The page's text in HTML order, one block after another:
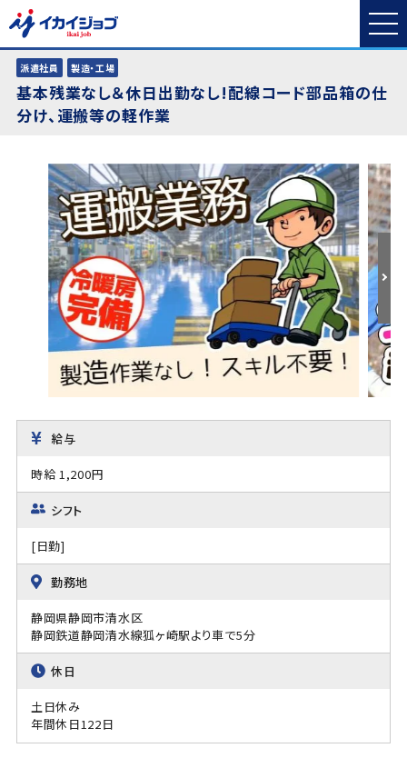
派遣社員 製造・工場
基本残業なし＆休日出勤なし!配線コード部品箱の仕
分け、運搬等の軽作業
給与
時給 1,200円
シフト
[日勤]
勤務地
静岡県静岡市清水区
静岡鉄道静岡清水線狐ヶ崎駅より車で5分
休日
土日休み
年間休日122日